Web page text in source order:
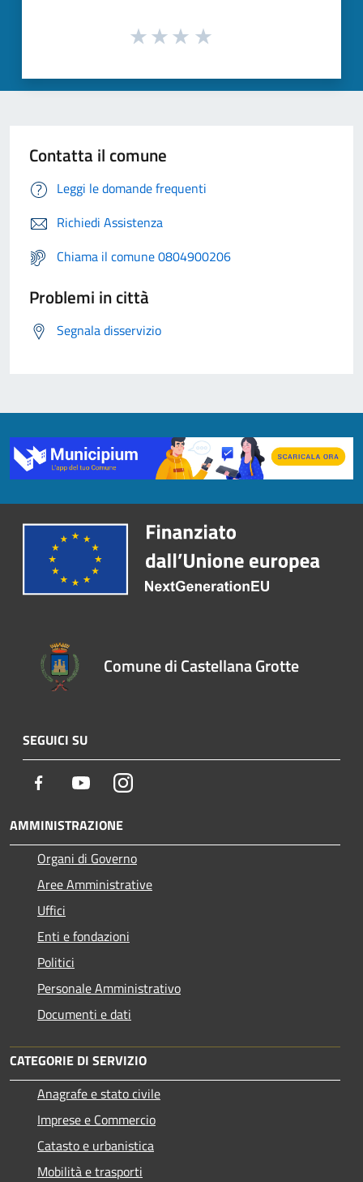
Contatta il comune
Leggi le domande frequenti
Richiedi Assistenza
Chiama il comune 0804900206
Problemi in città
Segnala disservizio
Comune di Castellana Grotte
SEGUICI SU
Facebook YoutubeInstagram
AMMINISTRAZIONE
Organi di Governo
Aree Amministrative
Uffici
Enti e fondazioni
Politici
Personale Amministrativo
Documenti e dati
CATEGORIE DI SERVIZIO
Anagrafe e stato civile
Imprese e Commercio
Catasto e urbanistica
Mobilità e trasporti